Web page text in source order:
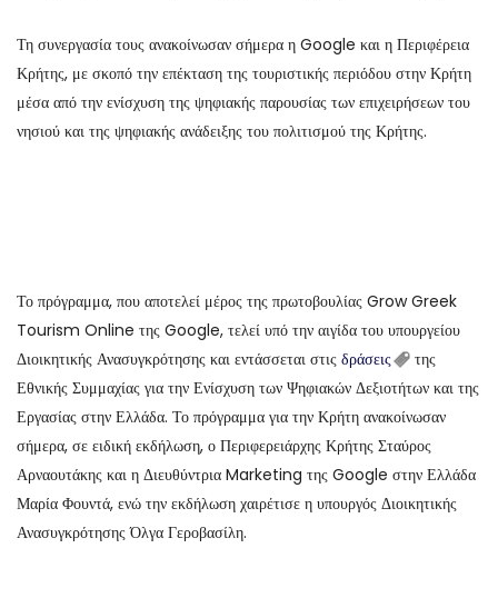
Τη συνεργασία τους ανακοίνωσαν σήμερα η Google και η Περιφέρεια
Κρήτης, με σκοπό την επέκταση της τουριστικής περιόδου στην Κρήτη
μέσα από την ενίσχυση της ψηφιακής παρουσίας των επιχειρήσεων του
νησιού και της ψηφιακής ανάδειξης του πολιτισμού της Κρήτης.
Το πρόγραμμα, που αποτελεί μέρος της πρωτοβουλίας Grow Greek
Tourism Online της Google, τελεί υπό την αιγίδα του υπουργείου
Διοικητικής Ανασυγκρότησης και εντάσσεται στις δράσεις
της
Εθνικής Συμμαχίας για την Ενίσχυση των Ψηφιακών Δεξιοτήτων και της
Εργασίας στην Ελλάδα. Το πρόγραμμα για την Κρήτη ανακοίνωσαν
σήμερα, σε ειδική εκδήλωση, ο Περιφερειάρχης Κρήτης Σταύρος
Αρναουτάκης και η Διευθύντρια Marketing της Google στην Ελλάδα
Μαρία Φουντά, ενώ την εκδήλωση χαιρέτισε η υπουργός Διοικητικής
Ανασυγκρότησης Όλγα Γεροβασίλη.